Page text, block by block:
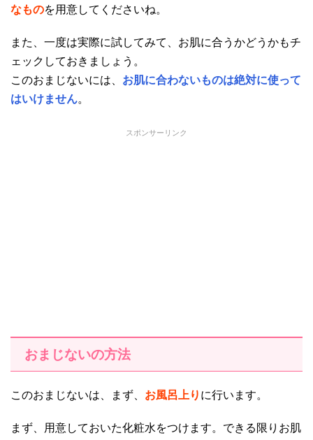
なものを用意してくださいね。
また、一度は実際に試してみて、お肌に合うかどうかもチ
ェックしておきましょう。
このおまじないには、 お肌に合わないものは絶対に使って
はいけません。
スポンサーリンク
おまじないの方法
このおまじないは、まず、 お風呂上り に行います。
まず、用意しておいた化粧水をつけます。できる限りお肌